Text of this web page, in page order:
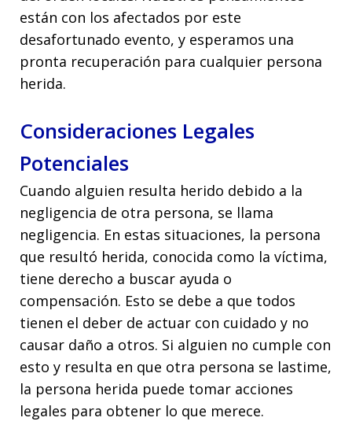
están con los afectados por este
desafortunado evento, y esperamos una
pronta recuperación para cualquier persona
herida.
Consideraciones Legales
Potenciales
Cuando alguien resulta herido debido a la
negligencia de otra persona, se llama
negligencia. En estas situaciones, la persona
que resultó herida, conocida como la víctima,
tiene derecho a buscar ayuda o
compensación. Esto se debe a que todos
tienen el deber de actuar con cuidado y no
causar daño a otros. Si alguien no cumple con
esto y resulta en que otra persona se lastime,
la persona herida puede tomar acciones
legales para obtener lo que merece.